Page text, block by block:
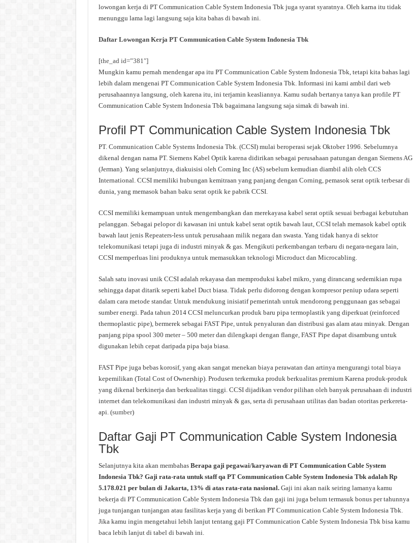
lowongan kerja di PT Communication Cable System Indonesia Tbk juga syarat syaratnya. Oleh karna itu tidak
menunggu lama lagi langsung saja kita bahas di bawah ini.
Daftar Lowongan Kerja PT Communication Cable System Indonesia Tbk
[the_ad id=”381″]
Mungkin kamu pernah mendengar apa itu PT Communication Cable System Indonesia Tbk, tetapi kita bahas lagi
lebih dalam mengenai PT Communication Cable System Indonesia Tbk. Informasi ini kami ambil dari web
perusahaannya langsung, oleh karena itu, ini terjamin keasliannya. Kamu sudah bertanya tanya kan profile PT
Communication Cable System Indonesia Tbk bagaimana langsung saja simak di bawah ini.
Profil PT Communication Cable System Indonesia Tbk
PT. Communication Cable Systems Indonesia Tbk. (CCSI) mulai beroperasi sejak Oktober 1996. Sebelumnya
dikenal dengan nama PT. Siemens Kabel Optik karena didirikan sebagai perusahaan patungan dengan Siemens AG
(Jerman). Yang selanjutnya, diakuisisi oleh Corning Inc (AS) sebelum kemudian diambil alih oleh CCS
International. CCSI memiliki hubungan kemitraan yang panjang dengan Corning, pemasok serat optik terbesar di
dunia, yang memasok bahan baku serat optik ke pabrik CCSI.
CCSI memiliki kemampuan untuk mengembangkan dan merekayasa kabel serat optik sesuai berbagai kebutuhan
pelanggan. Sebagai pelopor di kawasan ini untuk kabel serat optik bawah laut, CCSI telah memasok kabel optik
bawah laut jenis Repeaters-less untuk perusahaan milik negara dan swasta. Yang tidak hanya di sektor
telekomunikasi tetapi juga di industri minyak & gas. Mengikuti perkembangan terbaru di negara-negara lain,
CCSI memperluas lini produknya untuk memasukkan teknologi Microduct dan Microcabling.
Salah satu inovasi unik CCSI adalah rekayasa dan memproduksi kabel mikro, yang dirancang sedemikian rupa
sehingga dapat ditarik seperti kabel Duct biasa. Tidak perlu didorong dengan kompresor peniup udara seperti
dalam cara metode standar. Untuk mendukung inisiatif pemerintah untuk mendorong penggunaan gas sebagai
sumber energi. Pada tahun 2014 CCSI meluncurkan produk baru pipa termoplastik yang diperkuat (reinforced
thermoplastic pipe), bermerek sebagai FAST Pipe, untuk penyaluran dan distribusi gas alam atau minyak. Dengan
panjang pipa spool 300 meter – 500 meter dan dilengkapi dengan flange, FAST Pipe dapat disambung untuk
digunakan lebih cepat daripada pipa baja biasa.
FAST Pipe juga bebas korosif, yang akan sangat menekan biaya perawatan dan artinya mengurangi total biaya
kepemilikan (Total Cost of Ownership). Produsen terkemuka produk berkualitas premium Karena produk-produk
yang dikenal berkinerja dan berkualitas tinggi. CCSI dijadikan vendor pilihan oleh banyak perusahaan di industri
internet dan telekomunikasi dan industri minyak & gas, serta di perusahaan utilitas dan badan otoritas perkereta-
api. (sumber)
Daftar Gaji PT Communication Cable System Indonesia
Tbk
Selanjutnya kita akan membahas Berapa gaji pegawai/karyawan di PT Communication Cable System
Indonesia Tbk? Gaji rata-rata untuk staff qa PT Communication Cable System Indonesia Tbk adalah Rp
5.178.021 per bulan di Jakarta, 13% di atas rata-rata nasional. Gaji ini akan naik seiring lamanya kamu
bekerja di PT Communication Cable System Indonesia Tbk dan gaji ini juga belum termasuk bonus per tahunnya
juga tunjangan tunjangan atau fasilitas kerja yang di berikan PT Communication Cable System Indonesia Tbk.
Jika kamu ingin mengetahui lebih lanjut tentang gaji PT Communication Cable System Indonesia Tbk bisa kamu
baca lebih lanjut di tabel di bawah ini.